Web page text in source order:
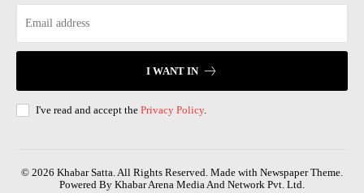
I WANT IN
I've read and accept the Privacy Policy.
© 2026 Khabar Satta. All Rights Reserved. Made with Newspaper Theme.
Powered By Khabar Arena Media And Network Pvt. Ltd.